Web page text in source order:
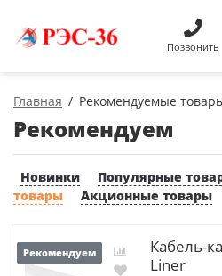
Позвонить
Главная Рекомендуемые
Рекомендуем
Новинки Популярные
товары
Акционные товары
Рекомендуем
Кабель-
Liner